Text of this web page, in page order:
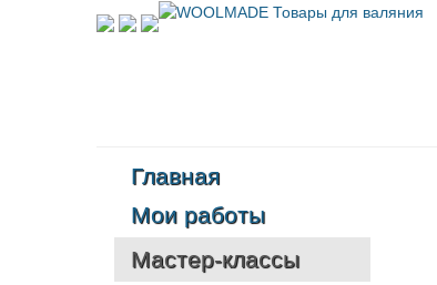
Главная
Мои работы
Мастер-классы